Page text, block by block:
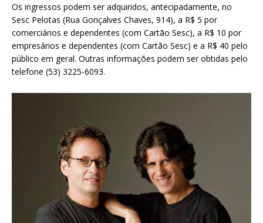
Os ingressos podem ser adquiridos, antecipadamente, no
Sesc Pelotas (Rua Gonçalves Chaves, 914), a R$ 5 por
comerciários e dependentes (com Cartão Sesc), a R$ 10 por
empresários e dependentes (com Cartão Sesc) e a R$ 40 pelo
público em geral. Outras informações podem ser obtidas pelo
telefone (53) 3225-6093.